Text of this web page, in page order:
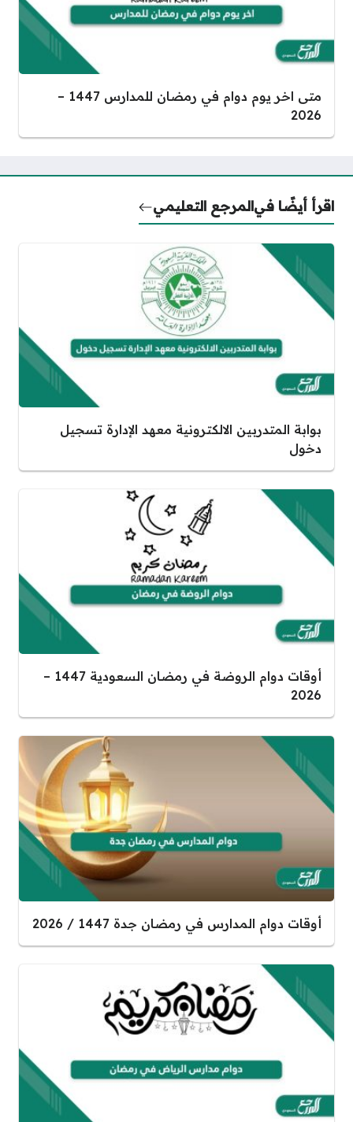
متى اخر يوم دوام في رمضان للمدارس 1447 –
2026
اقرأ أيضًا فيالمرجع التعليمي
بوابة المتدربين الالكترونية معهد الإدارة تسجيل
دخول
أوقات دوام الروضة في رمضان السعودية 1447 –
2026
أوقات دوام المدارس في رمضان جدة 1447 / 2026